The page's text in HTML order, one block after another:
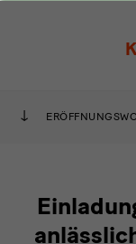
anlässlich
des